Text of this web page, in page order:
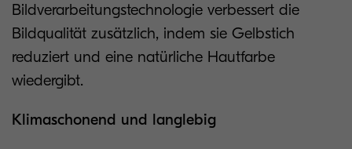
Bildverarbeitungstechnologie verbessert die
Bildqualität zusätzlich, indem sie Gelbstich
reduziert und eine natürliche Hautfarbe
wiedergibt.
Klimaschonend und langlebig